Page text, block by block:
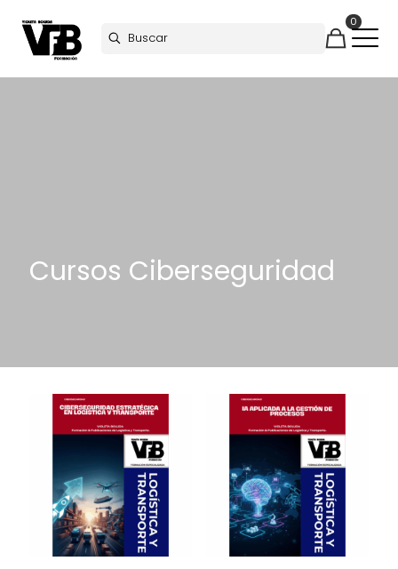
0
Cursos Ciberseguridad